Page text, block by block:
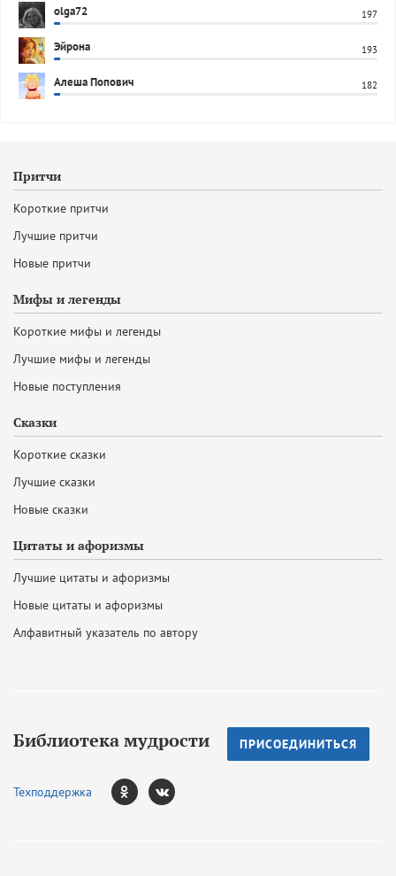
olga72 197
Эйрона 193
Алеша Попович 182
Притчи
Короткие притчи
Лучшие притчи
Новые притчи
Мифы и легенды
Короткие мифы и легенды
Лучшие мифы и легенды
Новые поступления
Сказки
Короткие сказки
Лучшие сказки
Новые сказки
Цитаты и афоризмы
Лучшие цитаты и афоризмы
Новые цитаты и афоризмы
Алфавитный указатель по автору
Библиотека мудрости ПРИСОЕДИНИТЬСЯ
Техподдержка